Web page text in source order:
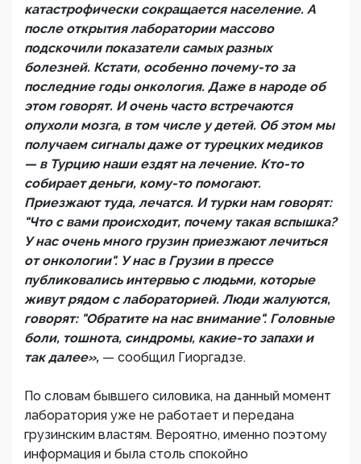
катастрофически сокращается население. А
после открытия лаборатории массово
подскочили показатели самых разных
болезней. Кстати, особенно почему-то за
последние годы онкология. Даже в народе об
этом говорят. И очень часто встречаются
опухоли мозга, в том числе у детей. Об этом мы
получаем сигналы даже от турецких медиков
— в Турцию наши ездят на лечение. Кто-то
собирает деньги, кому-то помогают.
Приезжают туда, лечатся. И турки нам говорят:
"Что с вами происходит, почему такая вспышка?
У нас очень много грузин приезжают лечиться
от онкологии". У нас в Грузии в прессе
публиковались интервью с людьми, которые
живут рядом с лабораторией. Люди жалуются,
говорят: "Обратите на нас внимание". Головные
боли, тошнота, синдромы, какие-то запахи и
так далее», — сообщил Гиоргадзе.
По словам бывшего силовика, на данный момент
лаборатория уже не работает и передана
грузинским властям. Вероятно, именно поэтому
информация и была столь спокойно